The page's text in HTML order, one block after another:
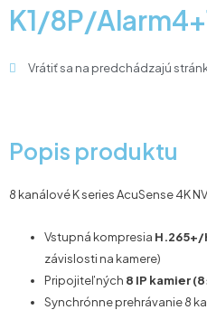
K1/8P/
Vrátiť sa na predchádzajú
Popis produktu
8 kanálové K series AcuSense 4K
Vstupná kompresia
závislosti na kamere)
Pripojiteľných 8 IP kamier
Synchrónne prehrávanie 8